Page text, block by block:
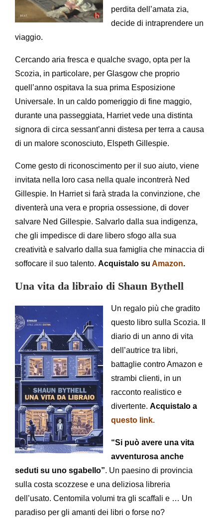
perdita dell’amata zia,
decide di intraprendere un
viaggio.
Cercando aria fresca e qualche svago, opta per la
Scozia, in particolare, per Glasgow che proprio
quell’anno ospitava la sua prima Esposizione
Universale. In un caldo pomeriggio di fine maggio,
durante una passeggiata, Harriet vede una distinta
signora di circa sessant’anni distesa per terra a causa
di un malore sconosciuto, Elspeth Gillespie.
Come gesto di riconoscimento per il suo aiuto, viene
invitata nella loro casa nella quale incontrerà Ned
Gillespie. In Harriet si farà strada la convinzione, che
diventerà una vera e propria ossessione, di dover
salvare Ned Gillespie. Salvarlo dalla sua indigenza,
che gli impedisce di dare libero sfogo alla sua
creatività e salvarlo dalla sua famiglia che minaccia di
soffocare il suo talento. Acquistalo su Amazon.
Una vita da libraio di Shaun Bythell
Un regalo più che gradito
questo libro sulla Scozia. Il
diario di un anno di vita
dell’autrice tra libri,
battaglie contro Amazon e
strambi clienti, in un
racconto realistico e
divertente. Acquistalo a
questo link.
“Si può avere una vita
avventurosa anche
seduti su uno sgabello”. Un paesino di provincia
sulla costa scozzese e una deliziosa libreria
dell’usato. Centomila volumi tra gli scaffali e … Un
paradiso per gli amanti dei libri o forse no?